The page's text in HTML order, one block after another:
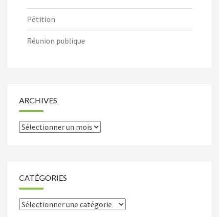
Pétition
Réunion publique
ARCHIVES
Archives
CATÉGORIES
Catégories